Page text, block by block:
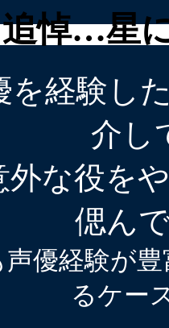
…星に
を経験し
介し
外な役を
偲ん
優経験が
るケー